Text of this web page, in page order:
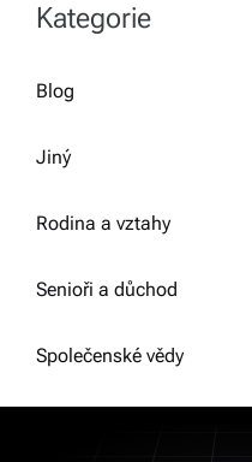
Kategorie
Blog
Jiný
Rodina a vztahy
Senioři a důchod
Společenské vědy